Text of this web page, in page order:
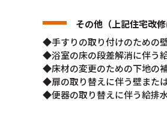
その他（上記住宅改
◆手すりの取り付けのための
◆浴室の床の段差解消に伴う
◆床材の変更のための下地の
◆扉の取り替えに伴う壁また
◆便器の取り替えに伴う給排